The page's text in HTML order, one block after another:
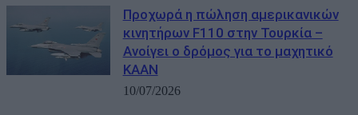
Προχωρά η πώληση αμερικανικών
κινητήρων F110 στην Τουρκία –
Ανοίγει ο δρόμος για το μαχητικό
KAAN
10/07/2026